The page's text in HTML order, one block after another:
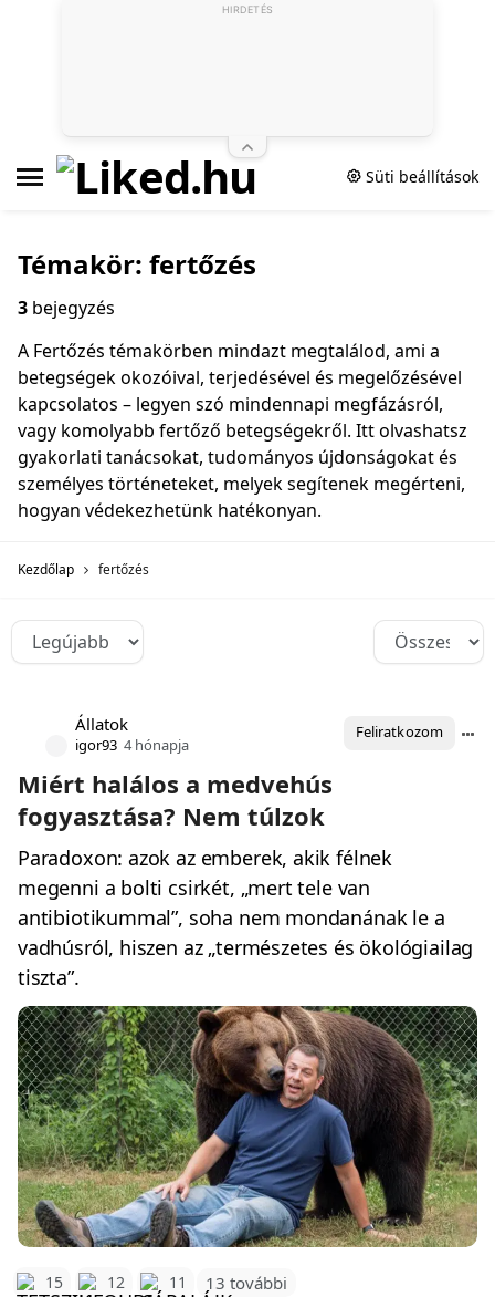
Süti beállítások
Témakör: fertőzés
3 bejegyzés
A Fertőzés témakörben mindazt megtalálod, ami a
betegségek okozóival, terjedésével és megelőzésével
kapcsolatos – legyen szó mindennapi megfázásról,
vagy komolyabb fertőző betegségekről. Itt olvashatsz
gyakorlati tanácsokat, tudományos újdonságokat és
személyes történeteket, melyek segítenek megérteni,
hogyan védekezhetünk hatékonyan.
Kezdőlap fertőzés
Állatok
igor93 4 hónapja
Feliratkozom
Miért halálos a medvehús
fogyasztása? Nem túlzok
Paradoxon: azok az emberek, akik félnek
megenni a bolti csirkét, „mert tele van
antibiotikummal”, soha nem mondanának le a
vadhúsról, hiszen az „természetes és ökológiailag
tiszta”.
15 12 11 13 további
HIRDETÉS